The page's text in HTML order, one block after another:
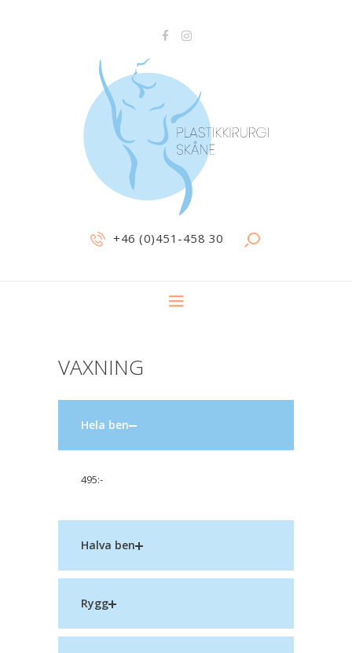
+46 (0)451-458 30
VAXNING
Hela ben
495:-
Halva ben
Rygg